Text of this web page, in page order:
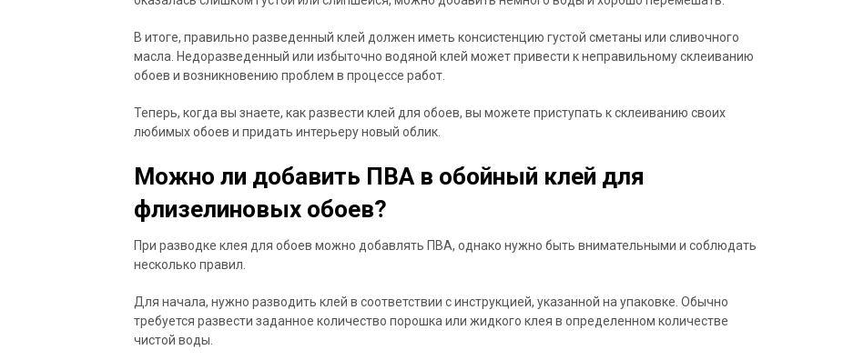
В итоге, правильно разведенный клей должен иметь консистенцию густой сметаны или сливочного
масла. Недоразведенный или избыточно водяной клей может привести к неправильному склеиванию
обоев и возникновению проблем в процессе работ.
Теперь, когда вы знаете, как развести клей для обоев, вы можете приступать к склеиванию своих
любимых обоев и придать интерьеру новый облик.
Можно ли добавить ПВА в обойный клей для
флизелиновых обоев?
При разводке клея для обоев можно добавлять ПВА, однако нужно быть внимательными и соблюдать
несколько правил.
Для начала, нужно разводить клей в соответствии с инструкцией, указанной на упаковке. Обычно
требуется развести заданное количество порошка или жидкого клея в определенном количестве
чистой воды.